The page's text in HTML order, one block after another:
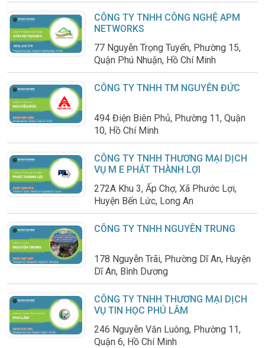
CÔNG TY TNHH CÔNG NGHỆ APM
NETWORKS
77 Nguyễn Trọng Tuyển, Phường 15,
Quận Phú Nhuận, Hồ Chí Minh
CÔNG TY TNHH TM NGUYỄN ĐỨC
494 Điện Biên Phủ, Phường 11, Quận
10, Hồ Chí Minh
CÔNG TY TNHH THƯƠNG MẠI DỊCH
VỤ M E PHÁT THÀNH LỢI
272A Khu 3, Ấp Chợ, Xã Phước Lợi,
Huyện Bến Lức, Long An
CÔNG TY TNHH NGUYÊN TRUNG
178 Nguyễn Trãi, Phường Dĩ An, Huyện
Dĩ An, Bình Dương
CÔNG TY TNHH THƯƠNG MẠI DỊCH
VỤ TIN HỌC PHÚ LÂM
246 Nguyễn Văn Luông, Phường 11,
Quận 6, Hồ Chí Minh